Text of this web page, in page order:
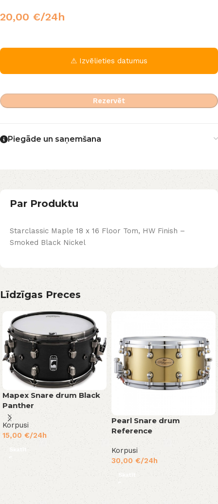
20,00 €/24h
⚠ Izvēlieties datumus
Rezervēt
Piegāde un saņemšana
Par Produktu
Starclassic Maple 18 x 16 Floor Tom, HW Finish –
Smoked Black Nickel
Līdzīgas Preces
Mapex Snare drum Black
Panther
Korpusi
15,00 €/24h
Skatīt
Pearl Snare drum
Reference
Korpusi
30,00 €/24h